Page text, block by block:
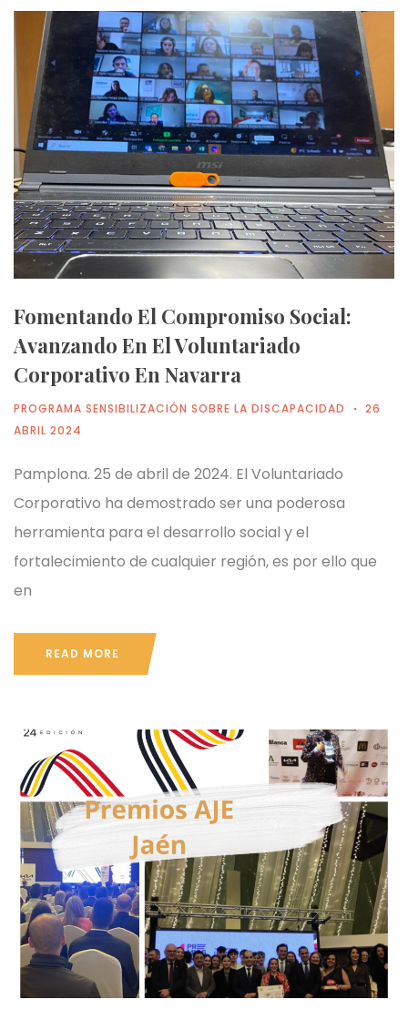
Fomentando El Compromiso Social:
Avanzando En El Voluntariado
Corporativo En Navarra
PROGRAMA SENSIBILIZACIÓN SOBRE LA DISCAPACIDAD
26
ABRIL 2024
Pamplona. 25 de abril de 2024. El Voluntariado
Corporativo ha demostrado ser una poderosa
herramienta para el desarrollo social y el
fortalecimiento de cualquier región, es por ello que
en
READ MORE